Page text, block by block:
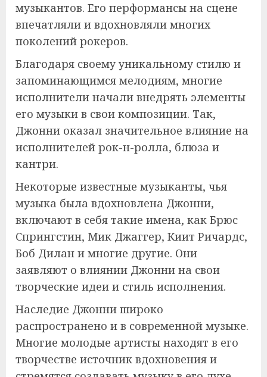
музыкантов. Его перформансы на сцене
впечатляли и вдохновляли многих
поколений рокеров.
Благодаря своему уникальному стилю и
запоминающимся мелодиям, многие
исполнители начали внедрять элементы
его музыки в свои композиции. Так,
Джонни оказал значительное влияние на
исполнителей рок-н-ролла, блюза и
кантри.
Некоторые известные музыканты, чья
музыка была вдохновлена Джонни,
включают в себя такие имена, как Брюс
Спрингстин, Мик Джаггер, Киит Ричардс,
Боб Дилан и многие другие. Они
заявляют о влиянии Джонни на свои
творческие идеи и стиль исполнения.
Наследие Джонни широко
распространено и в современной музыке.
Многие молодые артисты находят в его
творчестве источник вдохновения и